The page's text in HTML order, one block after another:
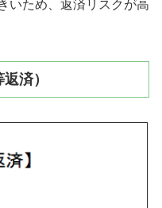
いため、返済リスクが高
済）